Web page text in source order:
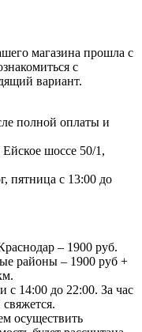
магазина прошла с
с
вариант.
полной оплаты и
шоссе 50/1,
пятница с 13:00 до
– 1900 руб.
районы – 1900 руб +
с 14:00 до 22:00. За час
осуществить